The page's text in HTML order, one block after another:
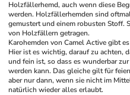
Holzfällerhemd, auch wenn diese
werden. Holzfällerhemden sind
gemustert und einem robusten Stoff.
von Holzfällern getragen.
Karohemden von Camel Active gibt
Hier ist es wichtig, darauf zu achten,
und fein ist, so dass es wunderbar zur
werden kann. Das gleiche gilt für
aber nur dann, wenn sie nicht im
natürlich wieder alles erlaubt.